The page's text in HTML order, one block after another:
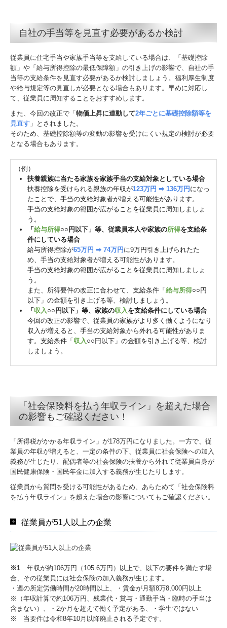
自社の手当等を見直す必要があるか検討
従業員に住宅手当や家族手当等を支給している場合は、「基礎控除
額」や「給与所得控除の最低保障額」の引き上げの影響で、自社の手
当等の支給条件を見直す必要があるか検討しましょう。福利厚生制度
や給与規定等の見直しが必要となる場合もあります。早めに対応し
て、従業員に周知することをおすすめします。
また、今回の改正で「 物価上昇に連動して2年ごとに基礎控除額等を
見直す 」とされました。
そのため、基礎控除額等の変動の影響を受けにくい規定の検討が必要
となる場合もあります。
（例）
扶養親族に当たる家族を家族手当の支給対象としている場合
扶養控除を受けられる親族の年収が123万円 ➡ 136万円 になっ
たことで、手当の支給対象者が増える可能性があります。
手当の支給対象の範囲が広がることを従業員に周知しましょ
う。
「 給与所得○○円以下」等、従業員本人や家族の所得を支給条
件にしている場合
給与所得控除が65万円 ➡ 74万円 に9万円引き上げられたた
め、手当の支給対象者が増える可能性があります。
手当の支給対象の範囲が広がることを従業員に周知しましょ
う。
また、所得要件の改正に合わせて、支給条件「 給与所得○○円
以下」の金額を引き上げる等、検討しましょう。
「 収入○○円以下」等、家族の収入を支給条件にしている場合
今回の改正の影響で、従業員の家族がより多く働くようになり
収入が増えると、手当の支給対象から外れる可能性がありま
す。支給条件「 収入○○円以下」の金額を引き上げる等、検討
しましょう。
「社会保険料を払う年収ライン」を超えた場合
の影響もご確認ください！
「所得税がかかる年収ライン」が178万円になりました。一方で、従
業員の年収が増えると、一定の条件の下、従業員に社会保険への加入
義務が生じたり、配偶者等の社会保険の扶養から外れて従業員自身が
国民健康保険・国民年金に加入する義務が生じたりします。
従業員から質問を受ける可能性があるため、あらためて「社会保険料
を払う年収ライン」を超えた場合の影響についてもご確認ください。
従業員が51人以上の企業
※1 年収が約106万円（105.6万円）以上で、以下の要件を満たす場
合、その従業員には社会保険の加入義務が生じます。
・週の所定労働時間が20時間以上、・賃金が月額8万8,000円以上
※（年収計算で約106万円、残業代・賞与・通勤手当・臨時の手当は
含まない）、・2か月を超えて働く予定がある、・学生ではない
※ 当要件は令和8年10月以降廃止される予定です。